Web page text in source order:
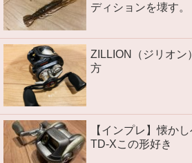
ディションを壊す。
ZILLION（ジリオン
方
【インプレ】懐か
TD-Xこの形好き